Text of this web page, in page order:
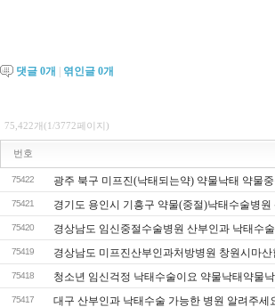
댓글 0개 | 엮인글 0개
75,422개(1/3772페이지)
번호
75422 광주 북구 미프진(낙태되는약) 약물낙태 약물
75421 경기도 용인시 기흥구 약물(중절)낙태수술병
75420 경상남도 임신중절수술병원 산부인과 낙태수
75419 경상남도 미프진산부인과처방병원 창원시마
75418 청소년 임신걱정 낙태수술이요 약물낙태약물
75417 대구 산부인과 낙태수술 가능한 병원 알려주세